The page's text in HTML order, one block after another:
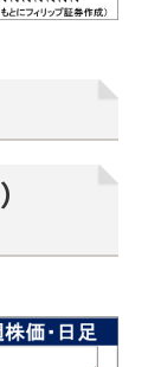
）